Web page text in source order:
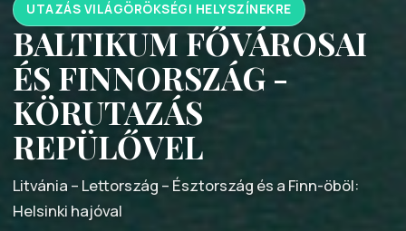
UTAZÁS VILÁGÖRÖKSÉGI HELYSZÍNEKRE
BALTIKUM FŐVÁROSAI
ÉS FINNORSZÁG -
KÖRUTAZÁS
REPÜLŐVEL
Litvánia – Lettország – Észtország és a Finn-öböl:
Helsinki hajóval